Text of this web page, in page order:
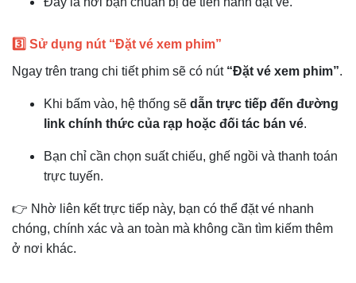
3️⃣ Sử dụng nút “Đặt vé xem phim”
Ngay trên trang chi tiết phim sẽ có nút “Đặt vé xem phim”.
Khi bấm vào, hệ thống sẽ dẫn trực tiếp đến đường
link chính thức của rạp hoặc đối tác bán vé.
Bạn chỉ cần chọn suất chiếu, ghế ngồi và thanh toán
trực tuyến.
👉 Nhờ liên kết trực tiếp này, bạn có thể đặt vé nhanh
chóng, chính xác và an toàn mà không cần tìm kiếm thêm
ở nơi khác.